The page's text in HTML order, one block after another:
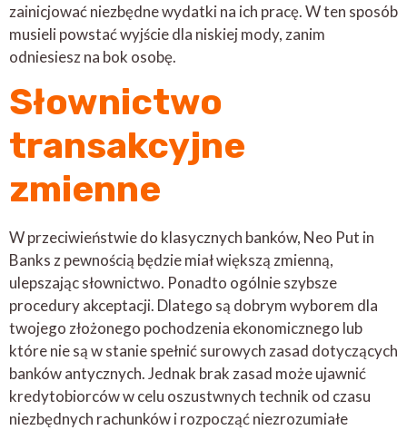
zainicjować niezbędne wydatki na ich pracę. W ten sposób
musieli powstać wyjście dla niskiej mody, zanim
odniesiesz na bok osobę.
Słownictwo
transakcyjne
zmienne
W przeciwieństwie do klasycznych banków, Neo Put in
Banks z pewnością będzie miał większą zmienną,
ulepszając słownictwo. Ponadto ogólnie szybsze
procedury akceptacji. Dlatego są dobrym wyborem dla
twojego złożonego pochodzenia ekonomicznego lub
które nie są w stanie spełnić surowych zasad dotyczących
banków antycznych. Jednak brak zasad może ujawnić
kredytobiorców w celu oszustwnych technik od czasu
niezbędnych rachunków i rozpocząć niezrozumiałe